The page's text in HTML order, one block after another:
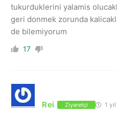
tukurduklerini yalamis
geri donmek zorunda
de bilemiyorum
17
Rei Ziyaretçi 1